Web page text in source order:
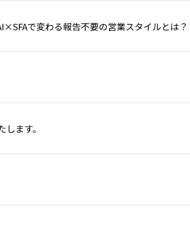
で変わる報告不要の営業スタイルとは？
ます。